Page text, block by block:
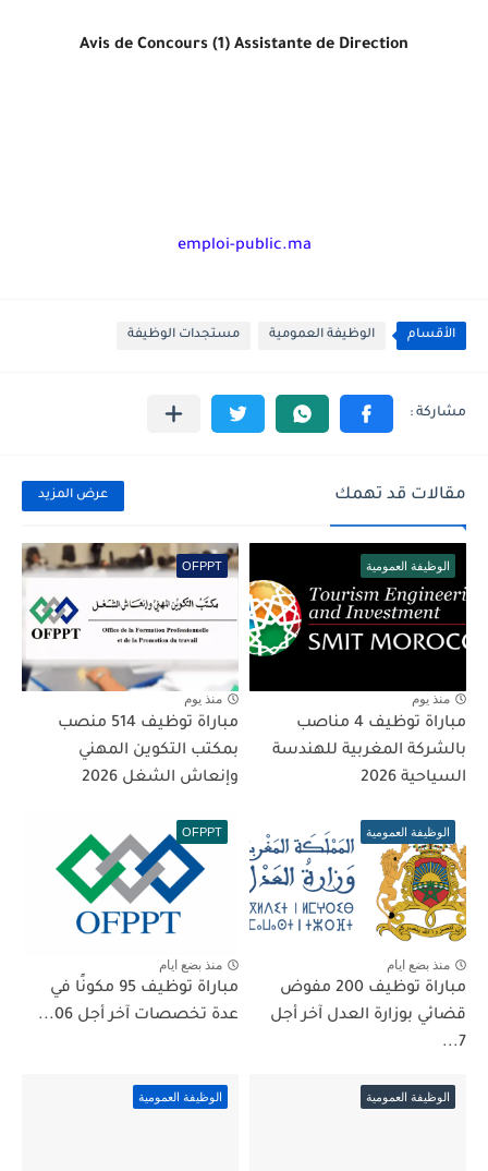
Avis de Concours (1) Assistante de Direction
emploi-public.ma
الأقسام الوظيفة العمومية مستجدات الوظيفة
مقالات قد تهمك عرض المزيد
الوظيفة العمومية
منذ يوم
مباراة توظيف 4 مناصب
بالشركة المغربية للهندسة
السياحية 2026
OFPPT
منذ يوم
مباراة توظيف 514 منصب
بمكتب التكوين المهني
وإنعاش الشغل 2026
الوظيفة العمومية
منذ بضع ايام
مباراة توظيف 200 مفوض
قضائي بوزارة العدل آخر أجل
7...
OFPPT
منذ بضع ايام
مباراة توظيف 95 مكونًا في
عدة تخصصات آخر أجل 06...
الوظيفة العمومية الوظيفة العمومية